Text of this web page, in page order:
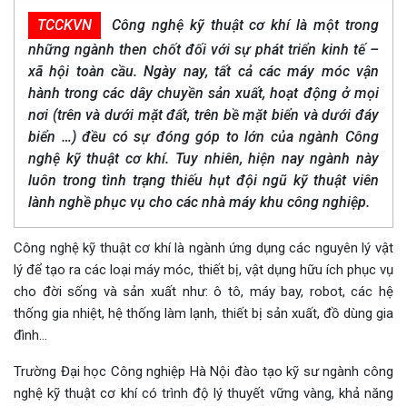
TCCKVN
Công nghệ kỹ thuật cơ khí là một trong
những ngành then chốt đối với sự phát triển kinh tế –
xã hội toàn cầu. Ngày nay, tất cả các máy móc vận
hành trong các dây chuyền sản xuất, hoạt động ở mọi
nơi (trên và dưới mặt đất, trên bề mặt biển và dưới đáy
biển …) đều có sự đóng góp to lớn của ngành Công
nghệ kỹ thuật cơ khí. Tuy nhiên, hiện nay ngành này
luôn trong tình trạng thiếu hụt đội ngũ kỹ thuật viên
lành nghề phục vụ cho các nhà máy khu công nghiệp.
Công nghệ kỹ thuật cơ khí là ngành ứng dụng các nguyên lý vật
lý để tạo ra các loại máy móc, thiết bị, vật dụng hữu ích phục vụ
cho đời sống và sản xuất như: ô tô, máy bay, robot, các hệ
thống gia nhiệt, hệ thống làm lạnh, thiết bị sản xuất, đồ dùng gia
đình…
Trường Đại học Công nghiệp Hà Nội đào tạo kỹ sư ngành công
nghệ kỹ thuật cơ khí có trình độ lý thuyết vững vàng, khả năng